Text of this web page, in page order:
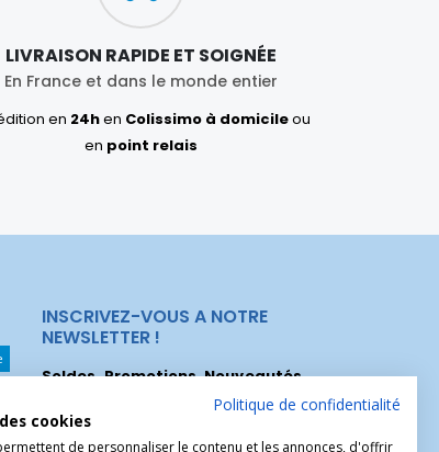
LIVRAISON RAPIDE ET SOIGNÉE
En France et dans le monde entier
en 24hen Colissimo à domicileou
en point relais
INSCRIVEZ-VOUS A NOTRE
NEWSLETTER !
Soldes, Promotions, Nouveautés...
Inscrivez-vous maintenant pour recevoir
nos meilleures offres.
Politique de confidentialité
cookies
de personnaliser le contenu et les annonces, d'offrir